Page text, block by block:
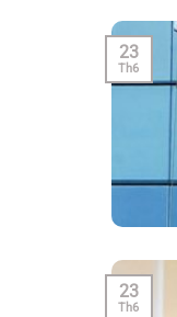
23
Th6
23
Th6